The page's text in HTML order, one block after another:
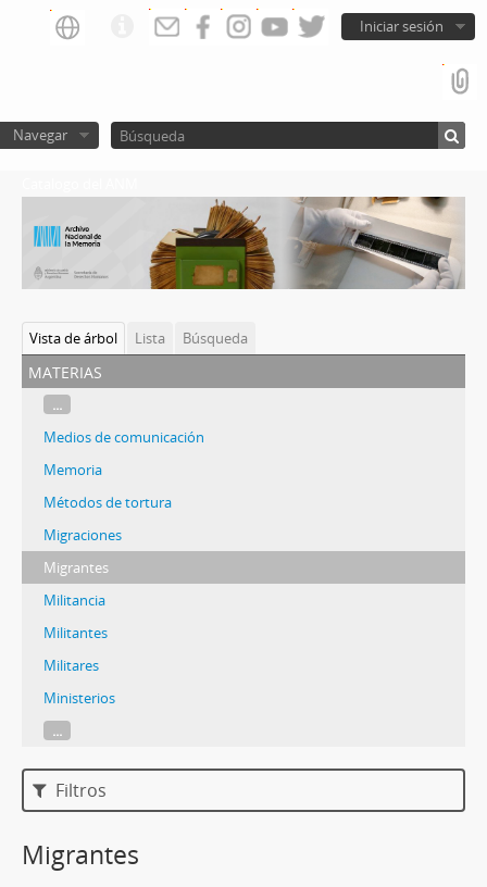
Iniciar sesión
Navegar
Vista de árbol Lista Búsqueda
materias
...
Medios de comunicación
Memoria
Métodos de tortura
Migraciones
Migrantes
Militancia
Militantes
Militares
Ministerios
...
Filtros
Migrantes